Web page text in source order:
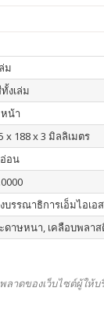
ม
งเล่ม
หน้า
x 188 x 3 มิลลิเมตร
อน
บรรณาธิการเอ็มไอเอส
ดาษหนา, เคลือบพลา
ลาดของเว็บไซต์ผู้ให้